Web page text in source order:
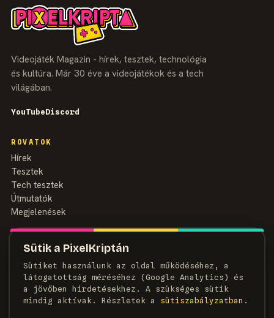
Sütik a PixelKriptán
Sütiket használunk az oldal működéséhez, a
látogatottság méréséhez (Google Analytics) és
a jövőben hirdetésekhez. A szükséges sütik
mindig aktívak. Részletek a
süti­szabályzatban .
Videojáték Magazin - hírek, tesztek, technológia
és kultúra. Már 30 éve a videojátékok és a tech
világában.
YouTubeDiscord
ROVATOK
Hírek
Tesztek
Tech tesztek
Útmutatók
Megjelenések
MAGAZIN
Szerzők
Médiaajánlat
Kapcsolat